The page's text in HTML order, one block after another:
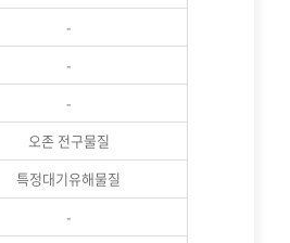
-
-
-
오존 전구물질
특정대기유해물질
-